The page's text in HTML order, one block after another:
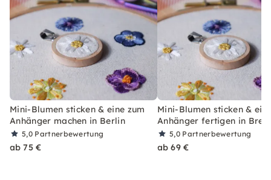
Mini-Blumen sticken & eine zum
Anhänger machen in Berlin
5,0 Partnerbewertung
ab 75 €
Mini-Blumen sticken &
Anhänger fertigen in
5,0 Partnerbewertung
ab 69 €